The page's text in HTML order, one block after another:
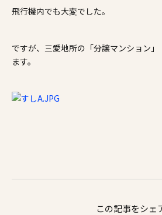
よくある質問
飛行機内でも大変でした。
ですが、三愛地所の「分譲マンション
ます。
この記事をシェ